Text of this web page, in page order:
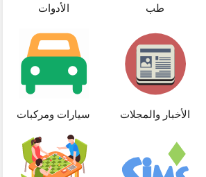
الأدوات طب
سيارات ومركبات الأخبار والمجلات